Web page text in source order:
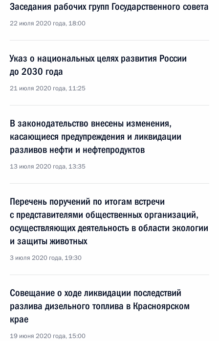
Заседания рабочих групп Государственного совета
22 июля 2020 года, 18:00
Указ о национальных целях развития России
до 2030 года
21 июля 2020 года, 11:25
В законодательство внесены изменения,
касающиеся предупреждения и ликвидации
разливов нефти и нефтепродуктов
13 июля 2020 года, 13:35
Перечень поручений по итогам встречи
с представителями общественных организаций,
осуществляющих деятельность в области экологии
и защиты животных
3 июля 2020 года, 19:30
Совещание о ходе ликвидации последствий
разлива дизельного топлива в Красноярском
крае
19 июня 2020 года, 15:00